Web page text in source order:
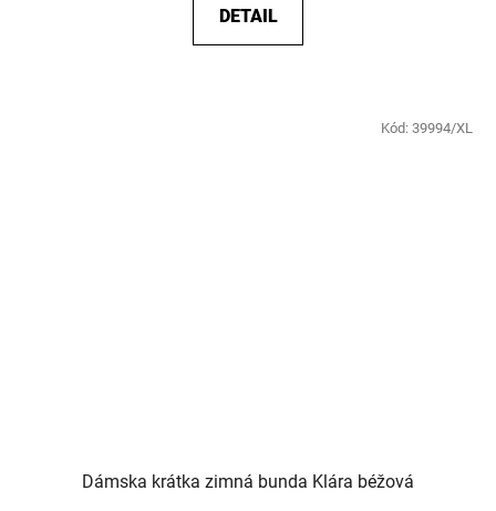
DETAIL
Dámska krátka zimná bunda Klára béžová
Kód: 39994/XL